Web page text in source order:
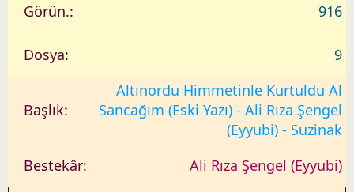
916
9
Altınordu Himmetinle Kurtuldu Al
Sancağım (Eski Yazı) - Ali Rıza Şengel
(Eyyubi) - Suzinak
Ali Rıza Şengel (Eyyubi)